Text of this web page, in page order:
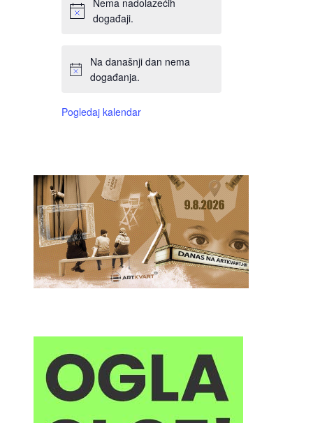
Nema nadolazećih
događaji.
Na današnji dan nema
događanja.
Pogledaj kalendar